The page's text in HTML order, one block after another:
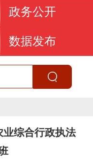
政务公开
数据发布
综合行政执法